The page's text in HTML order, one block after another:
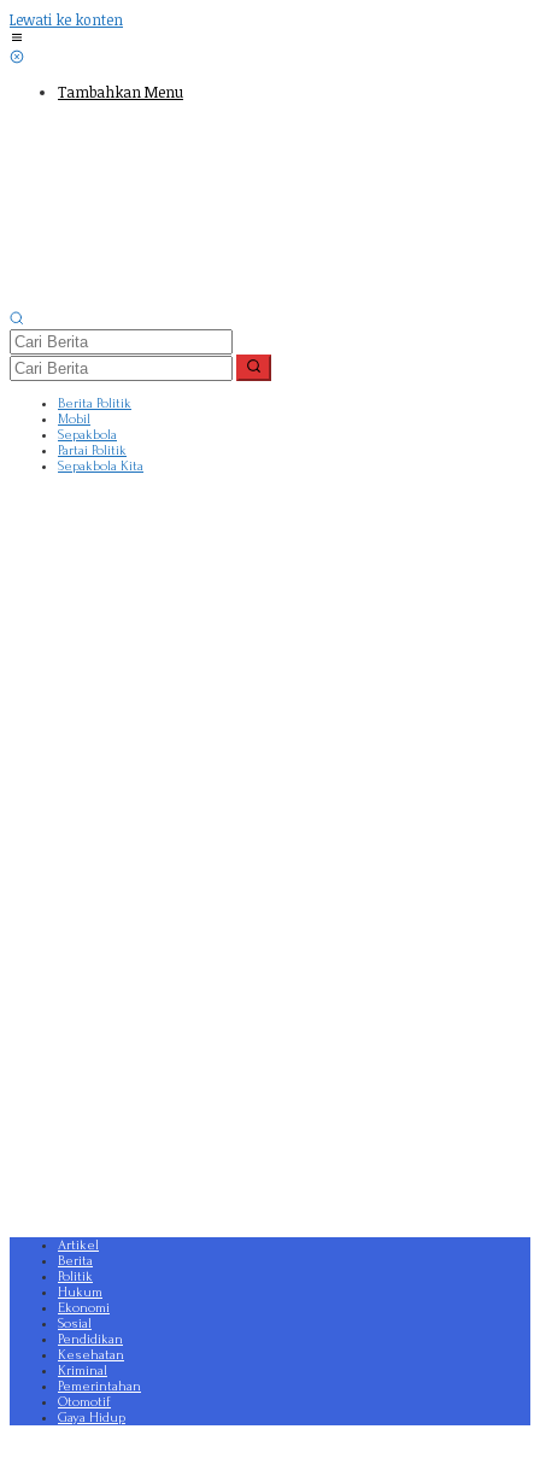
Lewati ke konten
Tambahkan Menu
Berita Politik
Mobil
Sepakbola
Partai Politik
Sepakbola Kita
Artikel
Berita
Politik
Hukum
Ekonomi
Sosial
Pendidikan
Kesehatan
Kriminal
Pemerintahan
Otomotif
Gaya Hidup